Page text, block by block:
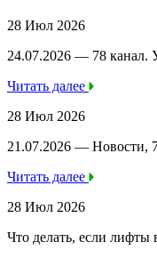
28 Июл 2026
24.07.2026 — 78 канал.
Читать далее
28 Июл 2026
21.07.2026 — Новости,
Читать далее
28 Июл 2026
Что делать, если